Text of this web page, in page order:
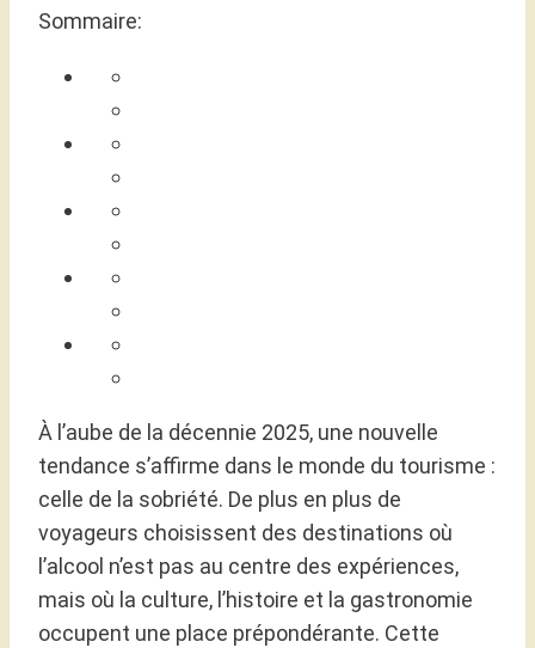
Sommaire:
À l’aube de la décennie 2025, une nouvelle
tendance s’affirme dans le monde du tourisme :
celle de la sobriété. De plus en plus de
voyageurs choisissent des destinations où
l’alcool n’est pas au centre des expériences,
mais où la culture, l’histoire et la gastronomie
occupent une place prépondérante. Cette